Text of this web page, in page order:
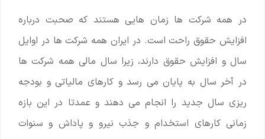
در همه شرکت ها زمان هایی هستند که صحبت درباره
افزایش حقوق راحت است. در ایران همه شرکت ها در اوایل
سال و افزایش حقوق دارند، زیرا سال مالی همه شرکت ها
در آخر سال به پایان می رسد و کارهای مالیاتی و بودجه
ریزی سال جدید را انجام می دهند و عمدتا در این بازه
زمانی کارهای استخدام و جذب نیرو و پاداش و سنوات